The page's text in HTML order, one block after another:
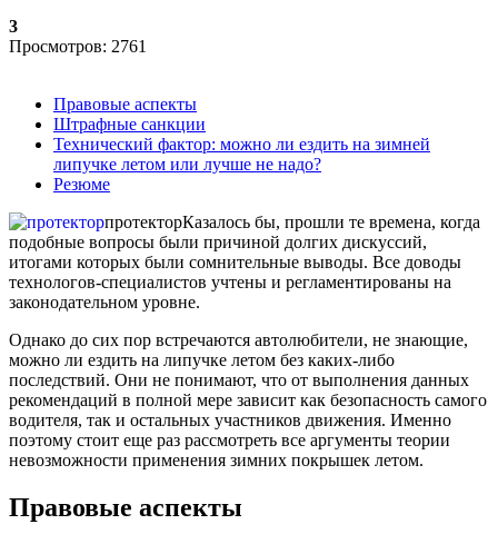
3
Просмотров: 2761
Правовые аспекты
Штрафные санкции
Технический фактор: можно ли ездить на зимней
липучке летом или лучше не надо?
Резюме
протекторКазалось бы, прошли те времена, когда
подобные вопросы были причиной долгих дискуссий,
итогами которых были сомнительные выводы. Все доводы
технологов-специалистов учтены и регламентированы на
законодательном уровне.
Однако до сих пор встречаются автолюбители, не знающие,
можно ли ездить на липучке летом без каких-либо
последствий. Они не понимают, что от выполнения данных
рекомендаций в полной мере зависит как безопасность самого
водителя, так и остальных участников движения. Именно
поэтому стоит еще раз рассмотреть все аргументы теории
невозможности применения зимних покрышек летом.
Правовые аспекты